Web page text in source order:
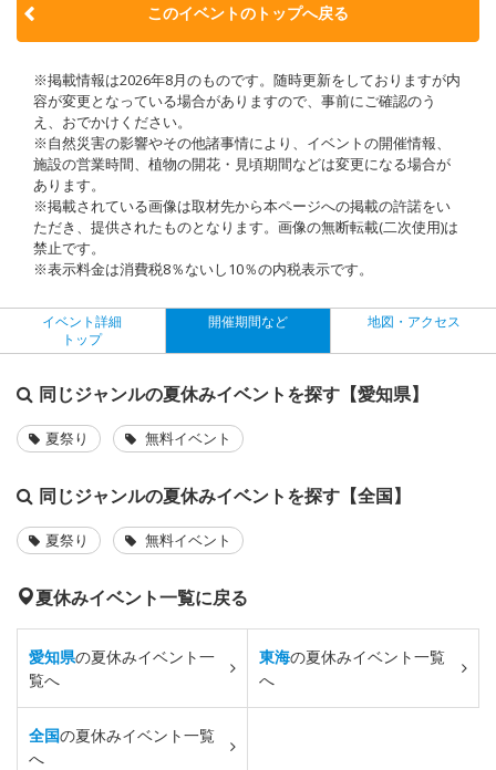
このイベントのトップへ戻る
※掲載情報は2026年8月のものです。随時更新をしておりますが内
容が変更となっている場合がありますので、事前にご確認のう
え、おでかけください。
※自然災害の影響やその他諸事情により、イベントの開催情報、
施設の営業時間、植物の開花・見頃期間などは変更になる場合が
あります。
※掲載されている画像は取材先から本ページへの掲載の許諾をい
ただき、提供されたものとなります。画像の無断転載(二次使用)は
禁止です。
※表示料金は消費税8％ないし10％の内税表示です。
イベント詳細
トップ
開催期間など 地図・アクセス
同じジャンルの夏休みイベントを探す【愛知県】
夏祭り 無料イベント
同じジャンルの夏休みイベントを探す【全国】
夏祭り 無料イベント
夏休みイベント一覧に戻る
愛知県の夏休みイベント一
覧へ
東海の夏休みイベント一覧
へ
全国の夏休みイベント一覧
へ